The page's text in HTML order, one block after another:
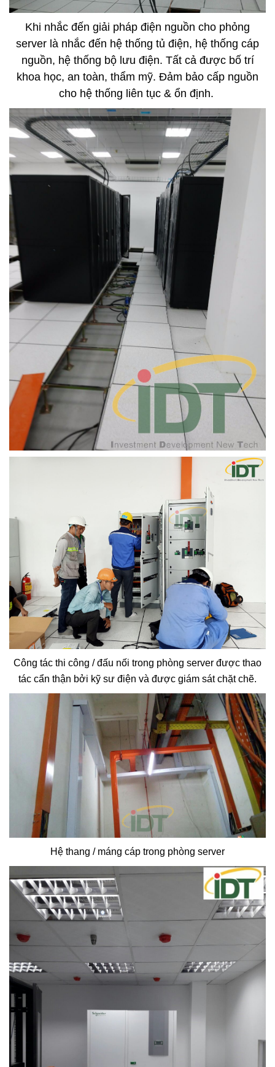
Khi nhắc đến giải pháp điện nguồn cho phỏng
server là nhắc đến hệ thống tủ điện, hệ thống cáp
nguồn, hệ thống bộ lưu điện. Tất cả được bố trí
khoa học, an toàn, thẩm mỹ. Đảm bảo cấp nguồn
cho hệ thống liên tục & ổn định.
Công tác thi công / đấu nối trong phòng server được thao
tác cẩn thận bởi kỹ sư điện và được giám sát chặt chẽ.
Hệ thang / máng cáp trong phòng server